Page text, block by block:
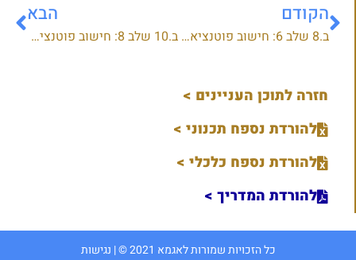
הקודם
ב.8 שלב 6: חישוב פוטנציאל הנזק בתכניות כוללניות
הבא
ב.10 שלב 8: חישוב פוטנציאל הנזק בשטחי חקלאות
חזרה לתוכן העניינים >
להורדת נספח תכנוני >
להורדת נספח כלכלי >
להורדת המדריך >
כל הזכויות שמורות לאגמא 2021 © | נגישות